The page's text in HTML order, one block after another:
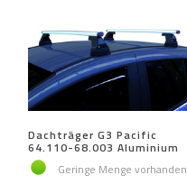
Dachträger G3 Pacific
64.110-68.003 Aluminium
Geringe Menge vorhanden